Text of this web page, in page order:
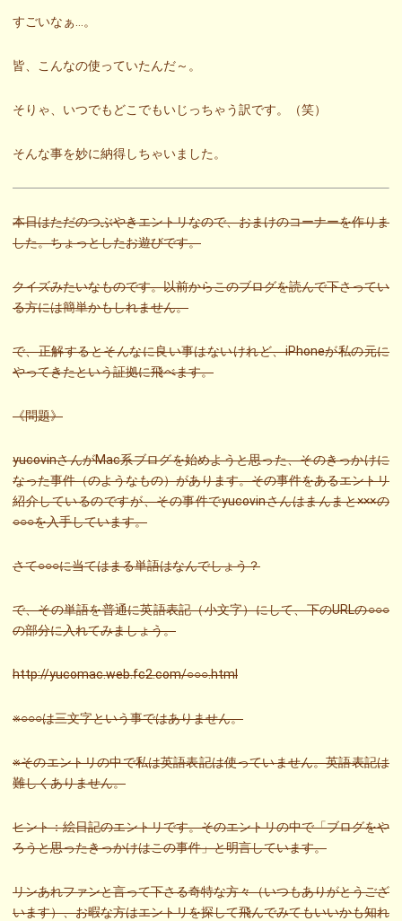
すごいなぁ…。
皆、こんなの使っていたんだ～。
そりゃ、いつでもどこでもいじっちゃう訳です。（笑）
そんな事を妙に納得しちゃいました。
本日はただのつぶやきエントリなので、おまけのコーナーを作りま
した。ちょっとしたお遊びです。
クイズみたいなものです。以前からこのブログを読んで下さってい
る方には簡単かもしれません。
で、正解するとそんなに良い事はないけれど、iPhoneが私の元に
やってきたという証拠に飛べます。
《問題》
yucovinさんがMac系ブログを始めようと思った、そのきっかけに
なった事件（のようなもの）があります。その事件をあるエントリ
紹介しているのですが、その事件でyucovinさんはまんまと×××の
○○○を入手しています。
さて○○○に当てはまる単語はなんでしょう？
で、その単語を普通に英語表記（小文字）にして、下のURLの○○○
の部分に入れてみましょう。
http://yucomac.web.fc2.com/○○○.html
※○○○は三文字という事ではありません。
※そのエントリの中で私は英語表記は使っていません。英語表記は
難しくありません。
ヒント：絵日記のエントリです。そのエントリの中で「ブログをや
ろうと思ったきっかけはこの事件」と明言しています。
リンあれファンと言って下さる奇特な方々（いつもありがとうござ
います）、お暇な方はエントリを探して飛んでみてもいいかも知れ